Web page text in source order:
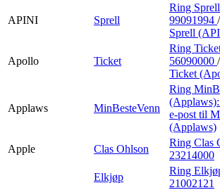
APINI Sprell
Ring
99091994 /
Sprell
Apollo Ticket
Ring
56090000 /
Ticket
Applaws MinBesteVenn
Ring
(Applaws):
e-post til
(Applaws)
Apple
Clas Ohlson
Ring Clas
23214000
Elkjøp
Ring
21002121